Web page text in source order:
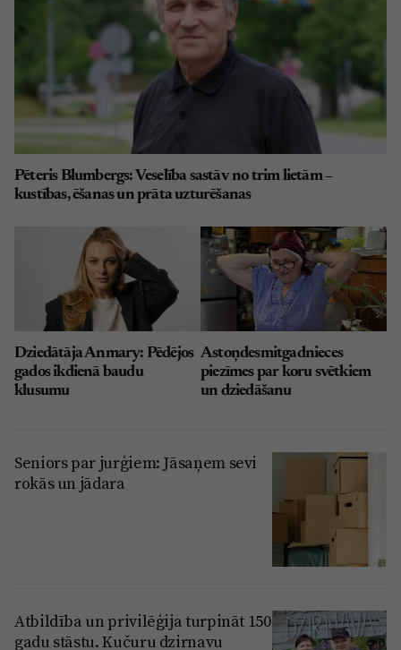
Pēteris Blumbergs: Veselība sastāv no trim lietām –
kustības, ēšanas un prāta uzturēšanas
Dziedātāja Anmary: Pēdējos
gados ikdienā baudu
klusumu
Astoņdesmitgadnieces
piezīmes par koru svētkiem
un dziedāšanu
Seniors par jurģiem: Jāsaņem sevi
rokās un jādara
Atbildība un privilēģija turpināt 150
gadu stāstu. Kučuru dzirnavu